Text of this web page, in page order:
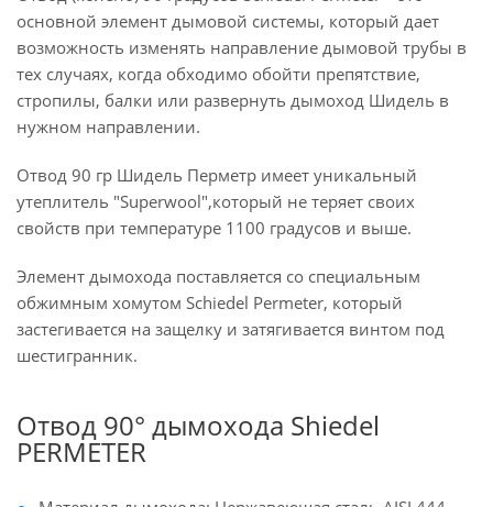
основной элемент дымовой системы, который дает
возможность изменять направление дымовой трубы в
тех случаях, когда обходимо обойти препятствие,
стропилы, балки или развернуть дымоход Шидель в
нужном направлении.
Отвод 90 гр Шидель Перметр имеет уникальный
утеплитель "Superwool",который не теряет своих
свойств при температуре 1100 градусов и выше.
Элемент дымохода поставляется со специальным
обжимным хомутом Schiedel Permeter, который
застегивается на защелку и затягивается винтом под
шестигранник.
Отвод 90° дымохода Shiedel
PERMETER